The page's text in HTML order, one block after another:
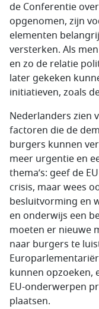
de Conferentie
opgenomen, zijn
elementen
versterken. Als
en zo de relatie
later gekeken
initiatieven, zoals
Nederlanders zien
factoren die de
burgers kunnen
meer urgentie en
thema’s: geef de
crisis, maar wees
besluitvorming en
en onderwijs een
moeten er nieuwe
naar burgers te
kunnen opzoeken,
EU-onderwerpen
plaatsen.